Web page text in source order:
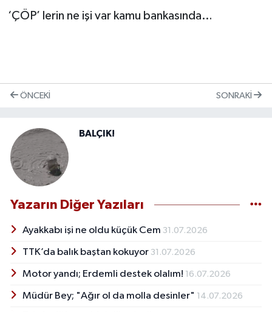
‘ÇÖP’ lerin ne işi var kamu bankasında…
ÖNCEKI SONRAKI
BALÇIK!
Yazarın Diğer Yazıları
Ayakkabı işi ne oldu küçük Cem 31.07.2026
TTK’da balık baştan kokuyor 31.07.2026
Motor yandı; Erdemli destek olalım! 16.07.2026
Müdür Bey; "Ağır ol da molla desinler" 14.07.2026
Sağlık
Yaşam